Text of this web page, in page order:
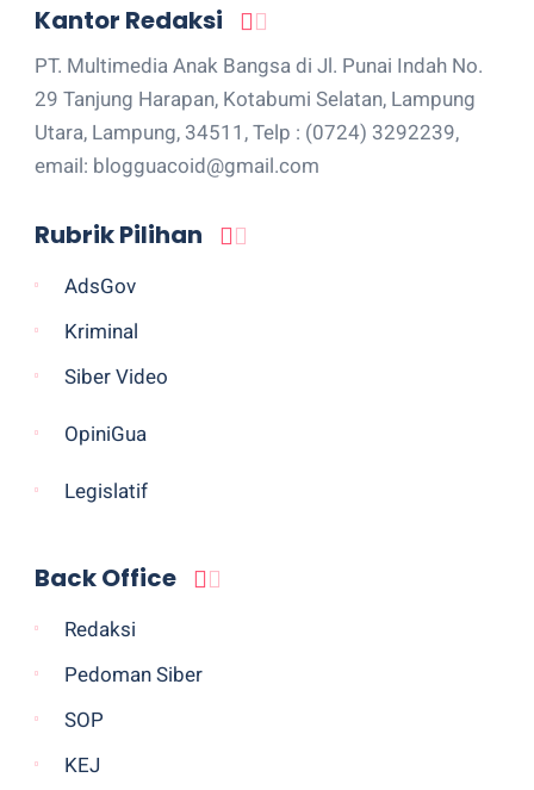
Kantor Redaksi
PT. Multimedia Anak Bangsa di Jl. Punai Indah No.
29 Tanjung Harapan, Kotabumi Selatan, Lampung
Utara, Lampung, 34511, Telp : (0724) 3292239,
email: blogguacoid@gmail.com
Rubrik Pilihan
AdsGov
Kriminal
Siber Video
OpiniGua
Legislatif
Back Office
Redaksi
Pedoman Siber
SOP
KEJ